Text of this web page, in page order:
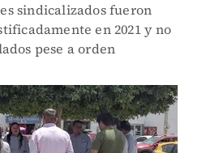
sindicalizados fueron
en 2021 y no
pese a orden